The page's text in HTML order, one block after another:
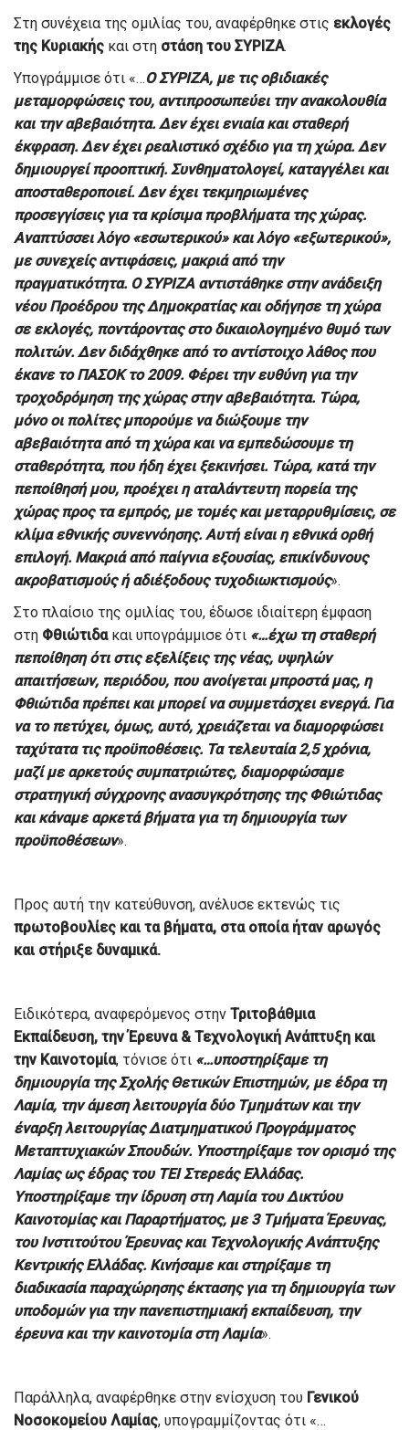
Στη συνέχεια της ομιλίας του, αναφέρθηκε στις εκλογές
της Κυριακής και στη στάση του ΣΥΡΙΖΑ.
Υπογράμμισε ότι «…Ο ΣΥΡΙΖΑ, με τις οβιδιακές
μεταμορφώσεις του, αντιπροσωπεύει την ανακολουθία
και την αβεβαιότητα. Δεν έχει ενιαία και σταθερή
έκφραση. Δεν έχει ρεαλιστικό σχέδιο για τη χώρα. Δεν
δημιουργεί προοπτική. Συνθηματολογεί, καταγγέλει και
αποσταθεροποιεί. Δεν έχει τεκμηριωμένες
προσεγγίσεις για τα κρίσιμα προβλήματα της χώρας.
Αναπτύσσει λόγο «εσωτερικού» και λόγο «εξωτερικού»,
με συνεχείς αντιφάσεις, μακριά από την
πραγματικότητα. Ο ΣΥΡΙΖΑ αντιστάθηκε στην ανάδειξη
νέου Προέδρου της Δημοκρατίας και οδήγησε τη χώρα
σε εκλογές, ποντάροντας στο δικαιολογημένο θυμό των
πολιτών. Δεν διδάχθηκε από το αντίστοιχο λάθος που
έκανε το ΠΑΣΟΚ το 2009. Φέρει την ευθύνη για την
τροχοδρόμηση της χώρας στην αβεβαιότητα. Τώρα,
μόνο οι πολίτες μπορούμε να διώξουμε την
αβεβαιότητα από τη χώρα και να εμπεδώσουμε τη
σταθερότητα, που ήδη έχει ξεκινήσει. Τώρα, κατά την
πεποίθησή μου, προέχει η αταλάντευτη πορεία της
χώρας προς τα εμπρός, με τομές και μεταρρυθμίσεις, σε
κλίμα εθνικής συνεννόησης. Αυτή είναι η εθνικά ορθή
επιλογή. Μακριά από παίγνια εξουσίας, επικίνδυνους
ακροβατισμούς ή αδιέξοδους τυχοδιωκτισμούς».
Στο πλαίσιο της ομιλίας του, έδωσε ιδιαίτερη έμφαση
στη Φθιώτιδακαι υπογράμμισε ότι «…έχω τη σταθερή
πεποίθηση ότι στις εξελίξεις της νέας, υψηλών
απαιτήσεων, περιόδου, που ανοίγεται μπροστά μας, η
Φθιώτιδα πρέπει και μπορεί να συμμετάσχει ενεργά. Για
να το πετύχει, όμως, αυτό, χρειάζεται να διαμορφώσει
ταχύτατα τις προϋποθέσεις. Τα τελευταία 2,5 χρόνια,
μαζί με αρκετούς συμπατριώτες, διαμορφώσαμε
στρατηγική σύγχρονης ανασυγκρότησης της Φθιώτιδας
και κάναμε αρκετά βήματα για τη δημιουργία των
προϋποθέσεων».
Προς αυτή την κατεύθυνση, ανέλυσε εκτενώς τις
πρωτοβουλίες και τα βήματα, στα οποία ήταν αρωγός
και στήριξε δυναμικά.
Ειδικότερα, αναφερόμενος στην Τριτοβάθμια
Εκπαίδευση, την Έρευνα & Τεχνολογική Ανάπτυξη και
την Καινοτομία, τόνισε ότι «…υποστηρίξαμε τη
δημιουργία της Σχολής Θετικών Επιστημών, με έδρα τη
Λαμία, την άμεση λειτουργία δύο Τμημάτων και την
έναρξη λειτουργίας Διατμηματικού Προγράμματος
Μεταπτυχιακών Σπουδών. Υποστηρίξαμε τον ορισμό της
Λαμίας ως έδρας του ΤΕΙ Στερεάς Ελλάδας.
Υποστηρίξαμε την ίδρυση στη Λαμία του Δικτύου
Καινοτομίας και Παραρτήματος, με 3 Τμήματα Έρευνας,
του Ινστιτούτου Έρευνας και Τεχνολογικής Ανάπτυξης
Κεντρικής Ελλάδας. Κινήσαμε και στηρίξαμε τη
διαδικασία παραχώρησης έκτασης για τη δημιουργία των
υποδομών για την πανεπιστημιακή εκπαίδευση, την
έρευνα και την καινοτομία στη Λαμία».
Παράλληλα, αναφέρθηκε στην ενίσχυση του Γενικού
Νοσοκομείου Λαμίας, υπογραμμίζοντας ότι «…